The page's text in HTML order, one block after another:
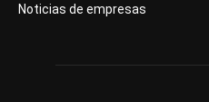
Noticias de empresas